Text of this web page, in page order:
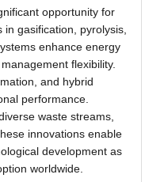
opportunity for
gasification, pyrolysis,
enhance energy
flexibility.
and hybrid
performance.
waste streams,
innovations enable
development as
worldwide.